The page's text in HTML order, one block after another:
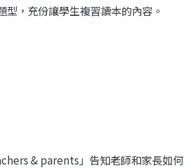
型，充份讓學生複習讀本的內容。
& parents」告知老師和家長如何